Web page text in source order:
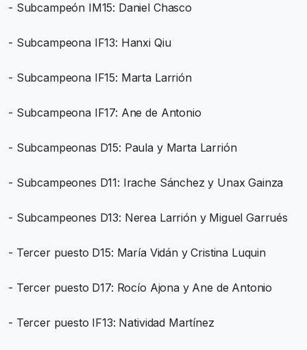
- Subcampeón IM15: Daniel Chasco
- Subcampeona IF13: Hanxi Qiu
- Subcampeona IF15: Marta Larrión
- Subcampeona IF17: Ane de Antonio
- Subcampeonas D15: Paula y Marta Larrión
- Subcampeones D11: Irache Sánchez y Unax Gainza
- Subcampeones D13: Nerea Larrión y Miguel Garrués
- Tercer puesto D15: María Vidán y Cristina Luquin
- Tercer puesto D17: Rocío Ajona y Ane de Antonio
- Tercer puesto IF13: Natividad Martínez